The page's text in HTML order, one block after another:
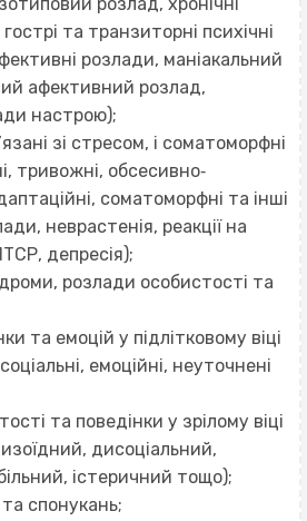
та транзиторні психічні
розлади, маніакальний
афективний розлад,
настрою);
зі стресом, і соматоморфні
тривожні, обсесивно‐
соматоморфні та інші
неврастенія, реакції на
депресія);
розлади особистості та
та емоцій у підлітковому віці
емоційні, неуточнені
та поведінки у зрілому віці
дисоціальний,
істеричний тощо);
спонукань;